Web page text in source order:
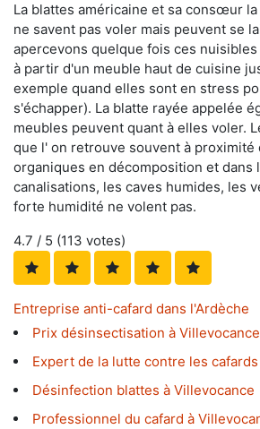
La blattes américaine et sa consœur
ne savent pas voler mais peuvent se
apercevons quelque fois ces
à partir d'un meuble haut de cuisine
exemple quand elles sont en stress
s'échapper). La blatte rayée appelée
meubles peuvent quant à elles voler.
que l' on retrouve souvent à proximité
organiques en décomposition et dans
canalisations, les caves humides, les
forte humidité ne volent pas.
4.7 / 5 (113 votes)
Entreprise anti-cafard dans l'Ardèche
Prix désinsectisation à Villevocance
Expert de la lutte contre les
Désinfection blattes à Villevocance
Professionnel du cafard à